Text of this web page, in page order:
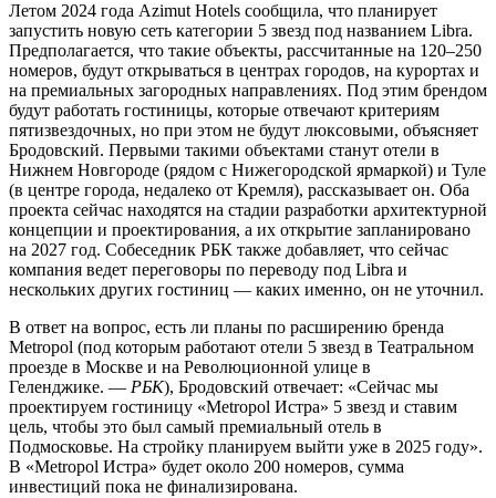
Летом 2024 года Azimut Hotels сообщила, что планирует
запустить новую сеть категории 5 звезд под названием Libra.
Предполагается, что такие объекты, рассчитанные на 120–250
номеров, будут открываться в центрах городов, на курортах и
на премиальных загородных направлениях. Под этим брендом
будут работать гостиницы, которые отвечают критериям
пятизвездочных, но при этом не будут люксовыми, объясняет
Бродовский. Первыми такими объектами станут отели в
Нижнем Новгороде (рядом с Нижегородской ярмаркой) и Туле
(в центре города, недалеко от Кремля), рассказывает он. Оба
проекта сейчас находятся на стадии разработки архитектурной
концепции и проектирования, а их открытие запланировано
на 2027 год. Собеседник РБК также добавляет, что сейчас
компания ведет переговоры по переводу под Libra и
нескольких других гостиниц — каких именно, он не уточнил.
В ответ на вопрос, есть ли планы по расширению бренда
Metropol (под которым работают отели 5 звезд в Театральном
проезде в Москве и на Революционной улице в
Геленджике. — РБК), Бродовский отвечает: «Сейчас мы
проектируем гостиницу «Metropol Истра» 5 звезд и ставим
цель, чтобы это был самый премиальный отель в
Подмосковье. На стройку планируем выйти уже в 2025 году».
В «Metropol Истра» будет около 200 номеров, сумма
инвестиций пока не финализирована.